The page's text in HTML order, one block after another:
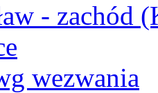
- zachód
wezwania